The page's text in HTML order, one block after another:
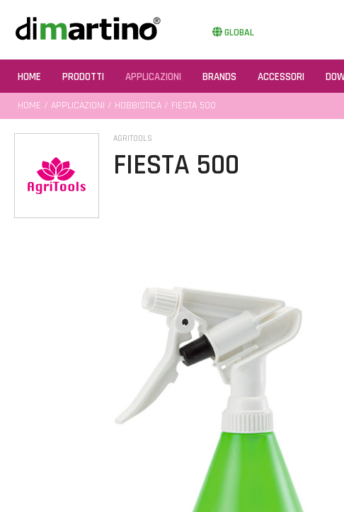
GLOBAL
HOME PRODOTTI APPLICAZIONI BRANDS ACCESSORI
HOME / APPLICAZIONI / HOBBISTICA / FIESTA 500
AGRITOOLS
FIESTA 500